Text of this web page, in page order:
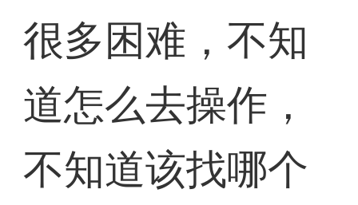
很多困难，不知
道怎么去操作，
不知道该找哪个